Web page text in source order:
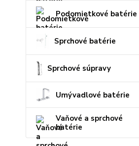
Podomietkové batérie
Sprchové batérie
Sprchové súpravy
Umývadlové batérie
Vaňové a sprchové
batérie